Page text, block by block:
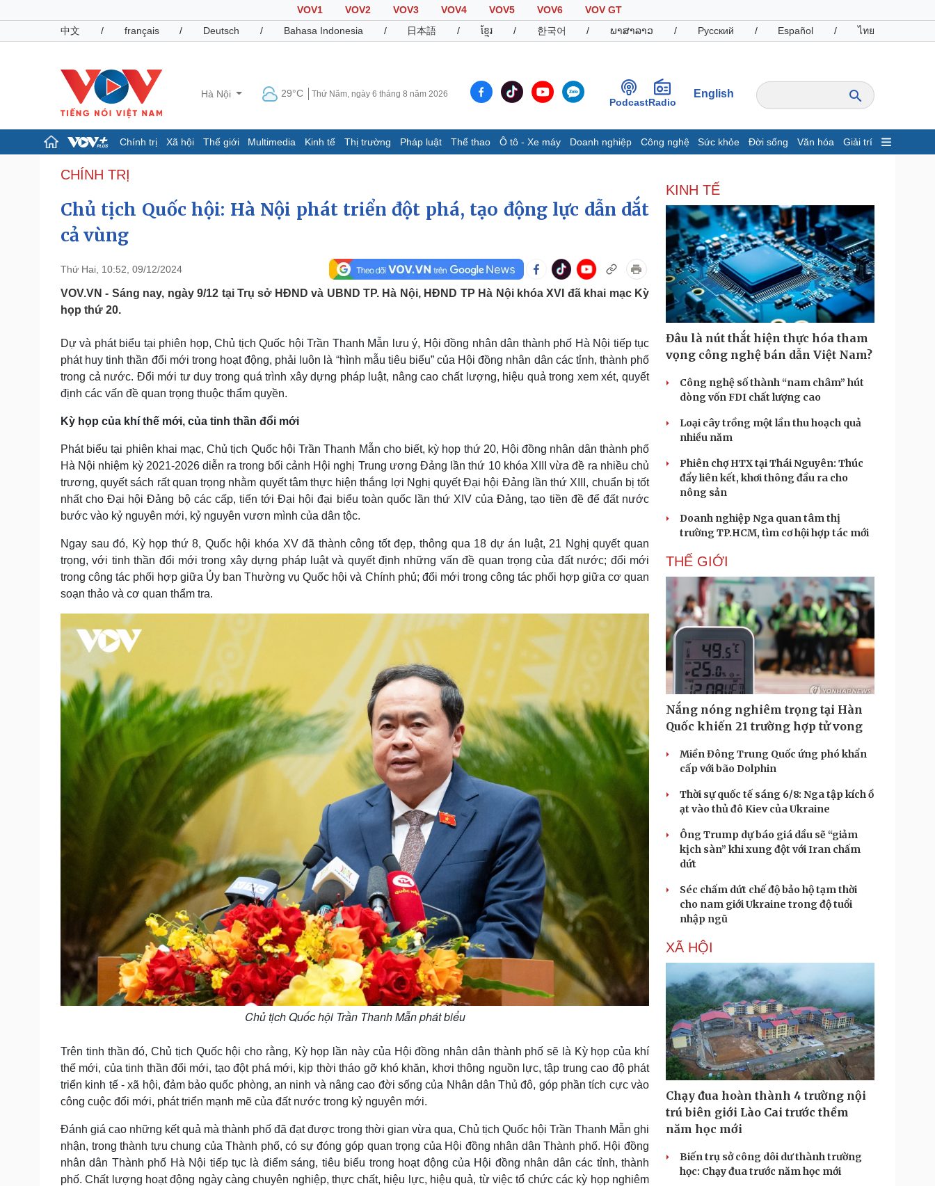
VOV1 VOV2 VOV3 VOV4 VOV5 VOV6
VOV GT
中文
/ français / Deutsch / Bahasa Indonesia / 日本語 / ខ្មែរ / 한국어 / ພາສາລາວ / Русский / Español / ไทย
Hà Nội 29°C Thứ Năm, ngày 6 tháng 8 năm 2026
PodcastRadio
English
Chính trị Xã hội Thế giới Multimedia Kinh tế Thị trường Pháp luật Thể thao Ô tô - Xe máy Doanh nghiệp Công nghệ Sức khỏe Đời sống Văn hóa Giải trí
Chính trị
Tổ chức nhân sự
Quốc hội
Nhận diện sự thật
Dự báo thời tiết
Giáo dục
Cuộc sống đó đây
Hồ sơ
Ảnh
E-Magazine
Bất động sản
Khởi nghiệp
Tiêu dùng
Tỷ giá
Chứng khoán
Giá cà phê
Pháp luật
Vụ án
Tin nóng
Quân sự - Quốc phòng
Thể thao
eSports
Hậu trường
Ô tô - Xe máy
Doanh nghiệp
Thông tin doanh nghiệp
Doanh nghiệp 24h
Doanh nhân
Vì cộng đồng
Công nghệ
Sành điệu
Tin Công nghệ
Trải nghiệm
Chuyển đổi số
Sức khỏe
Cây thuốc
Nhi khoa
Nam khoa
Làm đẹp - giảm cân
Phòng mạch online
Ăn sạch sống khỏe
Đời sống
Blog
Di sản
Podcast
Câu chuyện thời sự
Đọc truyện đêm khuya
Hạt giống tâm hồn
CHÍNH TRỊ
Chủ tịch Quốc hội: Hà Nội phát triển đột phá, tạo động lực dẫn dắt
cả vùng
Thứ Hai, 10:52, 09/12/2024
VOV.VN - Sáng nay, ngày 9/12 tại Trụ sở HĐND và UBND TP. Hà Nội, HĐND TP Hà Nội khóa XVI đã khai mạc Kỳ
họp thứ 20.
Dự và phát biểu tại phiên họp, Chủ tịch Quốc hội Trần Thanh Mẫn lưu ý, Hội đồng nhân dân thành phố Hà Nội tiếp tục
phát huy tinh thần đổi mới trong hoạt động, phải luôn là “hình mẫu tiêu biểu” của Hội đồng nhân dân các tỉnh, thành phố
trong cả nước. Đổi mới tư duy trong quá trình xây dựng pháp luật, nâng cao chất lượng, hiệu quả trong xem xét, quyết
định các vấn đề quan trọng thuộc thẩm quyền.
Kỳ họp của khí thế mới, của tinh thần đổi mới
Phát biểu tại phiên khai mạc, Chủ tịch Quốc hội Trần Thanh Mẫn cho biết, kỳ họp thứ 20, Hội đồng nhân dân thành phố
Hà Nội nhiệm kỳ 2021-2026 diễn ra trong bối cảnh Hội nghị Trung ương Đảng lần thứ 10 khóa XIII vừa đề ra nhiều chủ
trương, quyết sách rất quan trọng nhằm quyết tâm thực hiện thắng lợi Nghị quyết Đại hội Đảng lần thứ XIII, chuẩn bị tốt
nhất cho Đại hội Đảng bộ các cấp, tiến tới Đại hội đại biểu toàn quốc lần thứ XIV của Đảng, tạo tiền đề để đất nước
bước vào kỷ nguyên mới, kỷ nguyên vươn mình của dân tộc.
Ngay sau đó, Kỳ họp thứ 8, Quốc hội khóa XV đã thành công tốt đẹp, thông qua 18 dự án luật, 21 Nghị quyết quan
trọng, với tinh thần đổi mới trong xây dựng pháp luật và quyết định những vấn đề quan trọng của đất nước; đổi mới
trong công tác phối hợp giữa Ủy ban Thường vụ Quốc hội và Chính phủ; đổi mới trong công tác phối hợp giữa cơ quan
soạn thảo và cơ quan thẩm tra.
Chủ tịch Quốc hội Trần Thanh Mẫn phát biểu
Trên tinh thần đó, Chủ tịch Quốc hội cho rằng, Kỳ họp lần này của Hội đồng nhân dân thành phố sẽ là Kỳ họp của khí
thế mới, của tinh thần đổi mới, tạo đột phá mới, kịp thời tháo gỡ khó khăn, khơi thông nguồn lực, tập trung cao độ phát
triển kinh tế - xã hội, đảm bảo quốc phòng, an ninh và nâng cao đời sống của Nhân dân Thủ đô, góp phần tích cực vào
công cuộc đổi mới, phát triển mạnh mẽ của đất nước trong kỷ nguyên mới.
Đánh giá cao những kết quả mà thành phố đã đạt được trong thời gian vừa qua, Chủ tịch Quốc hội Trần Thanh Mẫn ghi
nhận, trong thành tựu chung của Thành phố, có sự đóng góp quan trọng của Hội đồng nhân dân Thành phố. Hội đồng
nhân dân Thành phố Hà Nội tiếp tục là điểm sáng, tiêu biểu trong hoạt động của Hội đồng nhân dân các tỉnh, thành
phố. Chất lượng hoạt động ngày càng chuyên nghiệp, thực chất, hiệu lực, hiệu quả, từ việc tổ chức các kỳ họp nghiêm
KINH TẾ
Đâu là nút thắt hiện thực hóa tham
vọng công nghệ bán dẫn Việt Nam?
Công nghệ số thành “nam châm” hút
dòng vốn FDI chất lượng cao
Loại cây trồng một lần thu hoạch quả
nhiều năm
Phiên chợ HTX tại Thái Nguyên: Thúc
đẩy liên kết, khơi thông đầu ra cho
nông sản
Doanh nghiệp Nga quan tâm thị
trường TP.HCM, tìm cơ hội hợp tác mới
THẾ GIỚI
Nắng nóng nghiêm trọng tại Hàn
Quốc khiến 21 trường hợp tử vong
Miền Đông Trung Quốc ứng phó khẩn
cấp với bão Dolphin
Thời sự quốc tế sáng 6/8: Nga tập kích ồ
ạt vào thủ đô Kiev của Ukraine
Ông Trump dự báo giá dầu sẽ “giảm
kịch sàn” khi xung đột với Iran chấm
dứt
Séc chấm dứt chế độ bảo hộ tạm thời
cho nam giới Ukraine trong độ tuổi
nhập ngũ
XÃ HỘI
Chạy đua hoàn thành 4 trường nội
trú biên giới Lào Cai trước thềm
năm học mới
Biến trụ sở công dôi dư thành trường
học: Chạy đua trước năm học mới